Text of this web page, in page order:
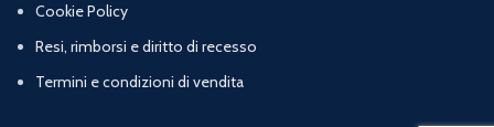
Cookie Policy
Resi, rimborsi e diritto di recesso
Termini e condizioni di vendita